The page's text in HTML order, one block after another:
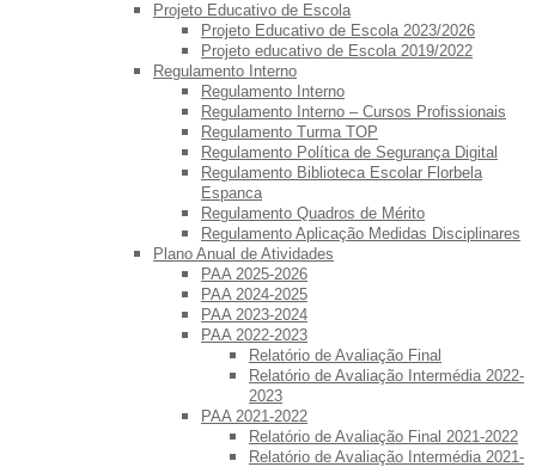
Projeto Educativo de Escola
Projeto Educativo de Escola 2023/2026
Projeto educativo de Escola 2019/2022
Regulamento Interno
Regulamento Interno
Regulamento Interno – Cursos Profissionais
Regulamento Turma TOP
Regulamento Política de Segurança Digital
Regulamento Biblioteca Escolar Florbela
Espanca
Regulamento Quadros de Mérito
Regulamento Aplicação Medidas Disciplinares
Plano Anual de Atividades
PAA 2025-2026
PAA 2024-2025
PAA 2023-2024
PAA 2022-2023
Relatório de Avaliação Final
Relatório de Avaliação Intermédia 2022-
2023
PAA 2021-2022
Relatório de Avaliação Final 2021-2022
Relatório de Avaliação Intermédia 2021-